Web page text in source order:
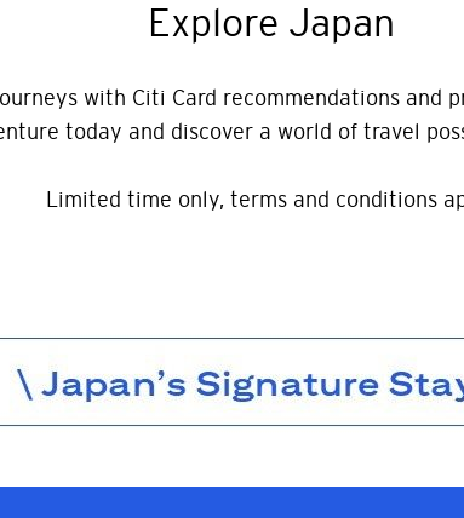
Explore Japan
with Citi Card recommendations and
today and discover a world of travel
Limited time only, terms and conditions